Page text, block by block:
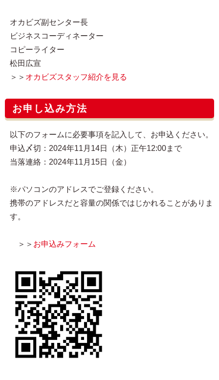
オカビズ副センター長
ビジネスコーディネーター
コピーライター
松田広宣
＞＞ オカビズスタッフ紹介を見る
お申し込み方法
以下のフォームに必要事項を記入して、お申込ください。
申込〆切：2024年11月14日（木）正午12:00まで
当落連絡：2024年11月15日（金）
※パソコンのアドレスでご登録ください。
携帯のアドレスだと容量の関係ではじかれることがありま
す。
＞＞ お申込みフォーム